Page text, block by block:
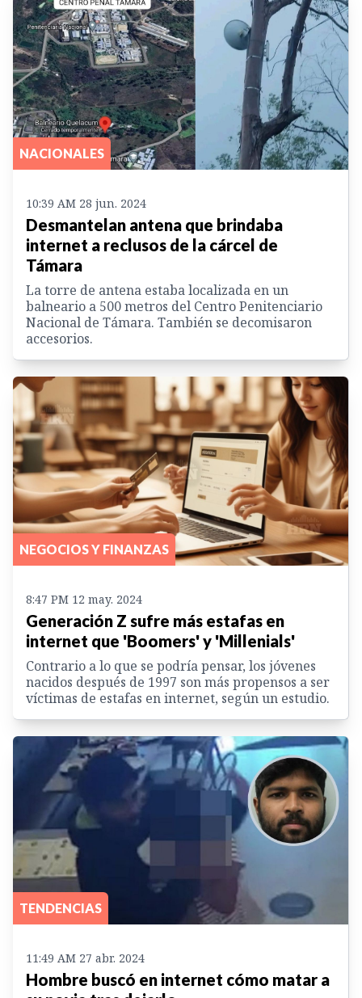
NACIONALES
10:39 AM 28 jun. 2024
Desmantelan antena que brindaba
internet a reclusos de la cárcel de
Támara
La torre de antena estaba localizada en un
balneario a 500 metros del Centro Penitenciario
Nacional de Támara. También se decomisaron
accesorios.
NEGOCIOS Y FINANZAS
8:47 PM 12 may. 2024
Generación Z sufre más estafas en
internet que 'Boomers' y 'Millenials'
Contrario a lo que se podría pensar, los jóvenes
nacidos después de 1997 son más propensos a ser
víctimas de estafas en internet, según un estudio.
TENDENCIAS
11:49 AM 27 abr. 2024
Hombre buscó en internet cómo matar a